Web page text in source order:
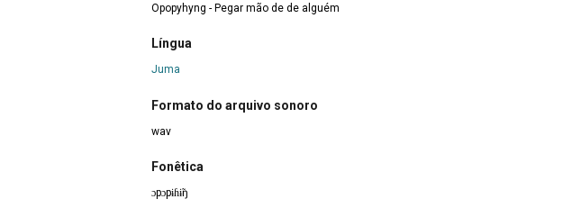
Opopyhyng - Pegar mão de de alguém
Língua
Juma
Formato do arquivo sonoro
wav
Fonêtica
ɔpɔpɨɦɨ̃ŋ